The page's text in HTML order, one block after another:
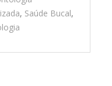
, Saúde Bucal,